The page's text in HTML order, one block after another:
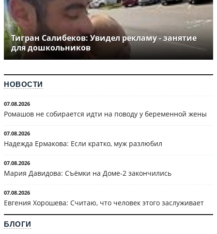
Тигран Салибеков: Увидел рекламу - занятие
для дошкольников
НОВОСТИ
07.08.2026
Ромашов не собирается идти на поводу у беременной жены
07.08.2026
Надежда Ермакова: Если кратко, муж разлюбил
07.08.2026
Мария Давидова: Съёмки на Доме-2 закончились
07.08.2026
Евгения Хорошева: Считаю, что человек этого заслуживает
БЛОГИ